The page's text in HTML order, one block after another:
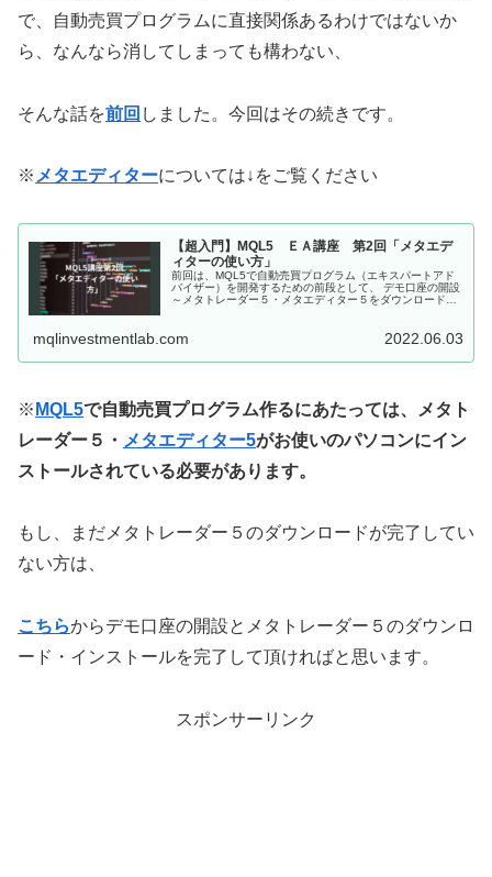
で、自動売買プログラムに直接関係あるわけではないか
ら、なんなら消してしまっても構わない、
そんな話を前回 しました。今回はその続きです。
※ メタエディターについては↓をご覧ください
【超入門】MQL5 ＥＡ講座 第2回「メタエデ
ィターの使い方」
前回は、MQL5で自動売買プログラム（エキスパートアド
バイザー）を開発するための前段として、 デモ口座の開設
～メタトレーダー５・メタエディター５をダウンロードし
mqlinvestmentlab.com 2022.06.03
※ MQL5で自動売買プログラム作るにあたっては、メタト
レーダー５・ メタエディター5がお使いのパソコンにイン
ストールされている必要があります。
もし、まだメタトレーダー５のダウンロードが完了してい
ない方は、
こちらからデモ口座の開設とメタトレーダー５のダウンロ
ード・インストールを完了して頂ければと思います。
スポンサーリンク